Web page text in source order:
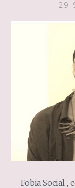
29
Fobia Social ,